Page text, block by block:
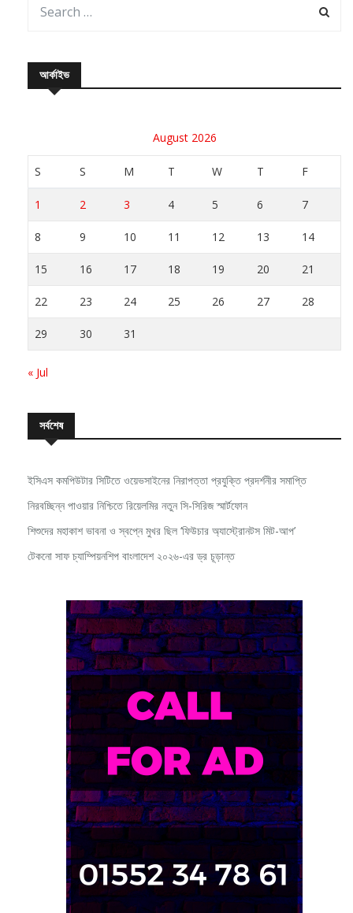
আর্কাইভ
August 2026
S S M T W T F
1 2 3 4 5 6 7
8 9 10 11 12 13 14
15 16 17 18 19 20 21
22 23 24 25 26 27 28
29 30 31
« Jul
সর্বশেষ
ইসিএস কমপিউটার সিটিতে ওয়েভসাইনের নিরাপত্তা প্রযুক্তি প্রদর্শনীর সমাপ্তি
নিরবচ্ছিন্ন পাওয়ার নিশ্চিতে রিয়েলমির নতুন সি-সিরিজ স্মার্টফোন
শিশুদের মহাকাশ ভাবনা ও স্বপ্নে মুখর ছিল ‘ফিউচার অ্যাস্ট্রোনটস মিট-আপ’
টেকনো সাফ চ্যাম্পিয়নশিপ বাংলাদেশ ২০২৬-এর ড্র চূড়ান্ত